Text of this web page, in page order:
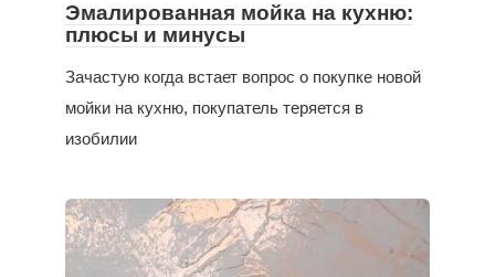
Эмалированная мойка на кухню:
плюсы и минусы
Зачастую когда встает вопрос о покупке новой
мойки на кухню, покупатель теряется в
изобилии